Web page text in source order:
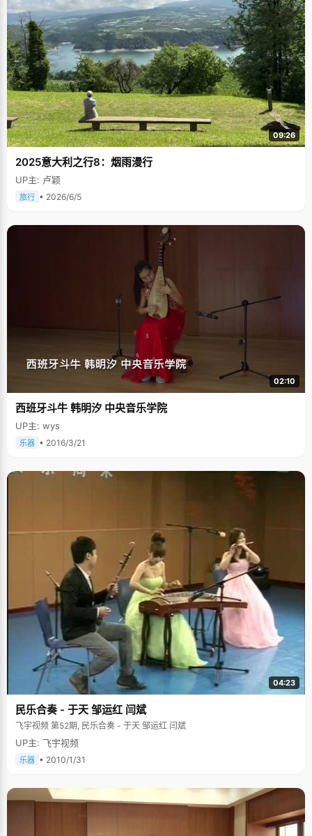
09:26
2025意大利之行8：烟雨漫行
UP主: 卢颖
旅行 • 2026/6/5
02:10
西班牙斗牛 韩明汐 中央音乐学院
UP主: wys
乐器 • 2016/3/21
04:23
民乐合奏 - 于天 邹运红 闫斌
飞宇视频 第52期, 民乐合奏 - 于天 邹运红 闫斌
UP主: 飞宇视频
乐器 • 2010/1/31